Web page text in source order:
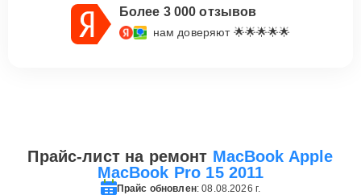
Более 3 000 отзывов
нам доверяют 🌟🌟🌟🌟🌟
Прайс-лист на ремонт MacBook Apple
MacBook Pro 15 2011
Прайс обновлен: 08.08.2026 г.